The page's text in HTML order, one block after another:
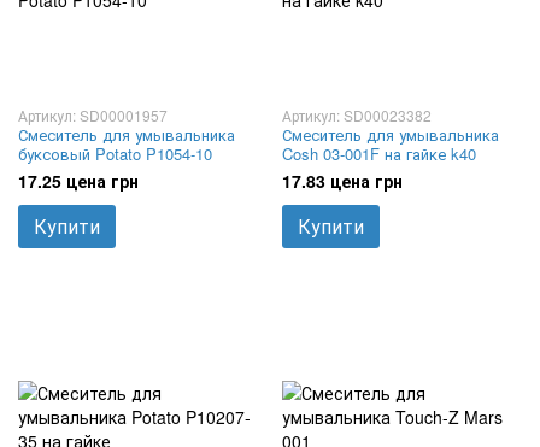
Артикул: SD00001957
Смеситель для умывальника
буксовый Potato P1054-10
17.25 цена грн
Купити
Артикул: SD00023382
Смеситель для умывальника
Cosh 03-001F на гайке k40
17.83 цена грн
Купити